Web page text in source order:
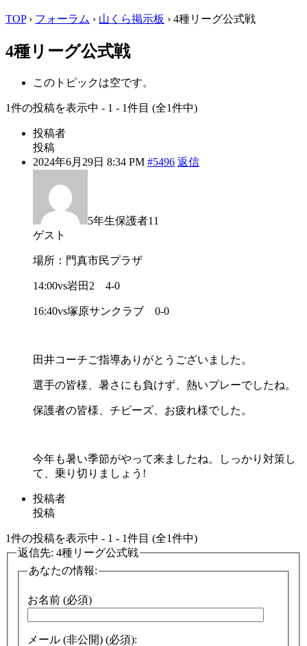
TOP › フォーラム › 山くら掲示板 › 4種リーグ公式戦
4種リーグ公式戦
このトピックは空です。
1件の投稿を表示中 - 1 - 1件目 (全1件中)
投稿者
投稿
2024年6月29日 8:34 PM #5496 返信
5年生保護者11
ゲスト
場所：門真市民プラザ
14:00vs岩田2 4-0
16:40vs塚原サンクラブ 0-0
田井コーチご指導ありがとうございました。
選手の皆様、暑さにも負けず、熱いプレーでしたね。
保護者の皆様、チビーズ、お疲れ様でした。
今年も暑い季節がやって来ましたね。しっかり対策し
て、乗り切りましょう!
投稿者
投稿
1件の投稿を表示中 - 1 - 1件目 (全1件中)
返信先: 4種リーグ公式戦
あなたの情報:
お名前 (必須)
メール (非公開) (必須):